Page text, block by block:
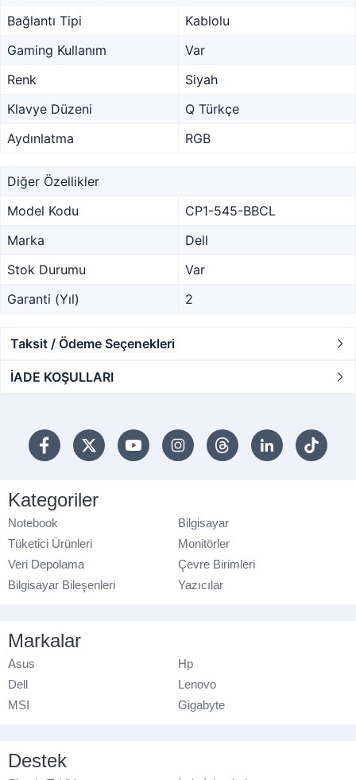
Bağlantı Tipi
Kablolu
Gaming Kullanım
Var
Renk
Siyah
Klavye Düzeni
Q Türkçe
Aydınlatma
RGB
Diğer Özellikler
Model Kodu
CP1-545-BBCL
Marka
Dell
Stok Durumu
Var
Garanti (Yıl)
2
Taksit / Ödeme Seçenekleri
İADE KOŞULLARI
Kategoriler
Notebook
Bilgisayar
Tüketici Ürünleri
Monitörler
Veri Depolama
Çevre Birimleri
Bilgisayar Bileşenleri
Yazıcılar
Markalar
Asus
Hp
Dell
Lenovo
MSI
Gigabyte
Destek